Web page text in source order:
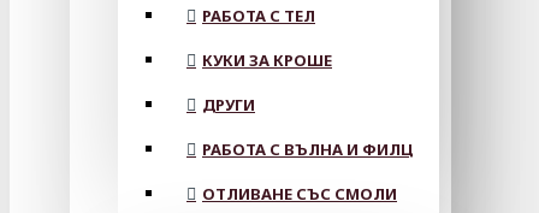
РАБОТА С ТЕЛ
КУКИ ЗА КРОШЕ
ДРУГИ
РАБОТА С ВЪЛНА И ФИЛЦ
ОТЛИВАНЕ СЪС СМОЛИ